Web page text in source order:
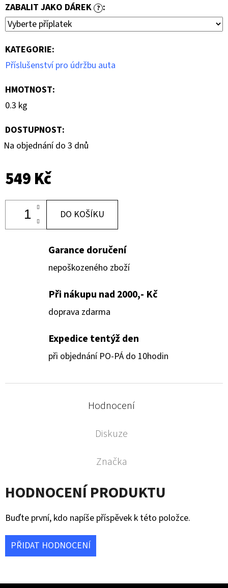
ZABALIT JAKO DÁREK ? :
KATEGORIE:
Příslušenství pro údržbu auta
HMOTNOST:
0.3 kg
DOSTUPNOST:
Na objednání do 3 dnů
549 Kč
DO KOŠÍKU
Garance doručení
nepoškozeného zboží
Při nákupu nad 2000,- Kč
doprava zdarma
Expedice tentýž den
při objednání PO-PÁ do 10hodin
Hodnocení
Diskuze
Značka
HODNOCENÍ PRODUKTU
Buďte první, kdo napíše příspěvek k této položce.
PŘIDAT HODNOCENÍ